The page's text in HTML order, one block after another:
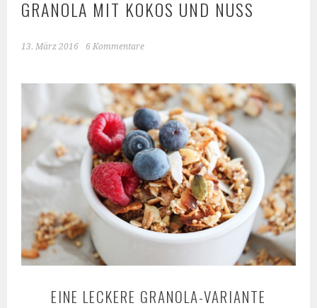
GRANOLA MIT KOKOS UND NUSS
13. März 2016 6 Kommentare
EINE LECKERE GRANOLA-VARIANTE